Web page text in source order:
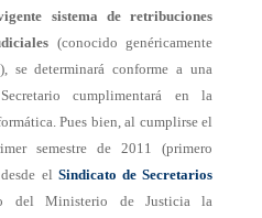
sistema de retribuciones
(conocido genéricamente
se determinará conforme a una
cumplimentará en la
Pues bien, al cumplirse el
semestre de 2011 (primero
el Sindicato de Secretarios
del Ministerio de Justicia la